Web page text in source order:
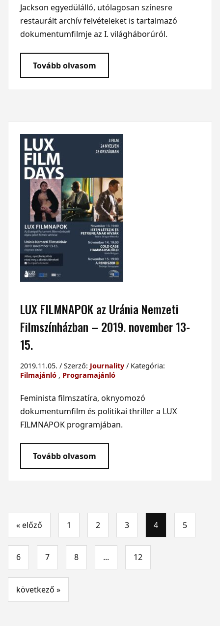
Jackson egyedülálló, utólagosan színesre
restaurált archív felvételeket is tartalmazó
dokumentumfilmje az I. világháborúról.
Tovább olvasom
LUX FILMNAPOK az Uránia Nemzeti
Filmszínházban – 2019. november 13-
15.
2019.11.05. / Szerző: Journality/ Kategória:
Filmajánló, Programajánló
Feminista filmszatíra, oknyomozó
dokumentumfilm és politikai thriller a LUX
FILMNAPOK programjában.
Tovább olvasom
« előző 1 2 3 4 5
6 7 8 ... 12
következő »